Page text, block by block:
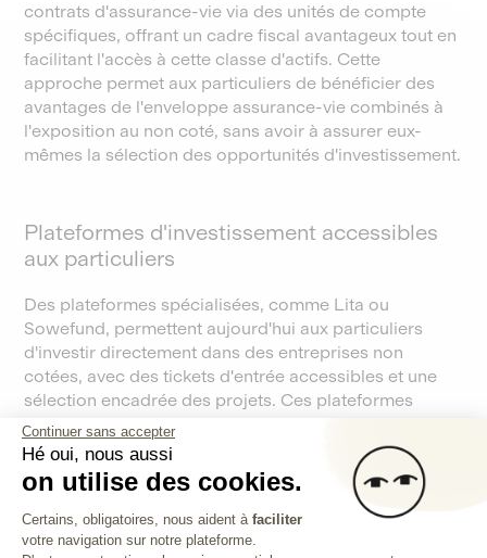
contrats d'assurance-vie via des unités de compte
spécifiques, offrant un cadre fiscal avantageux tout en
facilitant l'accès à cette classe d'actifs. Cette
approche permet aux particuliers de bénéficier des
avantages de l'enveloppe assurance-vie combinés à
l'exposition au non coté, sans avoir à assurer eux-
mêmes la sélection des opportunités d'investissement.
Plateformes d'investissement accessibles
aux particuliers
Des plateformes spécialisées, comme Lita ou
Sowefund, permettent aujourd'hui aux particuliers
d'investir directement dans des entreprises non
cotées, avec des tickets d'entrée accessibles et une
sélection encadrée des projets. Ces plateformes
constituent une porte d'entrée démocratisée au
private equity, avec des processus rigoureux et une
information transparente pour les investisseurs.
Bon à savoir
Continuer sans accepter
Hé oui, nous aussi
on utilise des cookies.
Plateforme de Gestion du
Certains, obligatoires, nous aident à faciliter
votre navigation sur notre plateforme.
Axeptio consent